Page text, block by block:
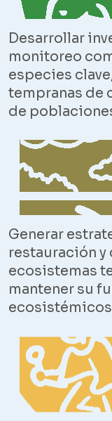
Desarrollar
monitoreo
especies
tempranas de
de
Generar
restauración y
ecosistemas
mantener su